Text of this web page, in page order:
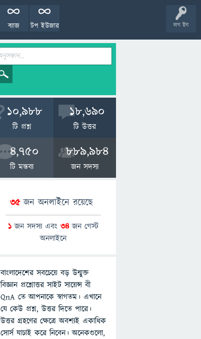
লগ ইন
টপ ইউজার
ব্যাজ
10,988
টি প্রশ্ন
18,690
টি উত্তর
4,750
টি মন্তব্য
889,984
জন সদস্য
35জন অনলাইনে রয়েছে
1 জন সদস্য এবং 34 জন গেস্ট
অনলাইনে
বাংলাদেশের সবচেয়ে বড় উন্মুক্ত
বিজ্ঞান প্রশ্নোত্তর সাইট সায়েন্স বী
QnA তে আপনাকে স্বাগতম। এখানে
যে কেউ প্রশ্ন, উত্তর দিতে পারে।
উত্তর গ্রহণের ক্ষেত্রে অবশ্যই একাধিক
সোর্স যাচাই করে নিবেন। অনেকগুলো,